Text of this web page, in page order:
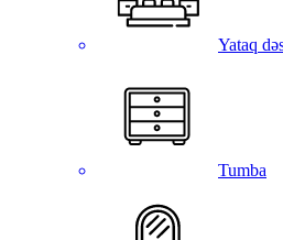
Yataq
Tumba